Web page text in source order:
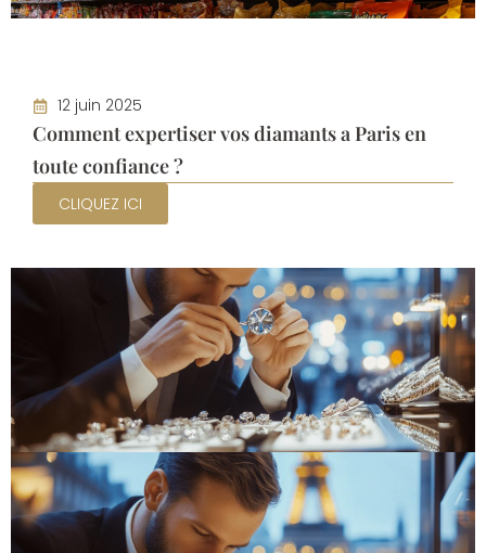
12 juin 2025
Comment expertiser vos diamants a Paris en
toute confiance ?
CLIQUEZ ICI